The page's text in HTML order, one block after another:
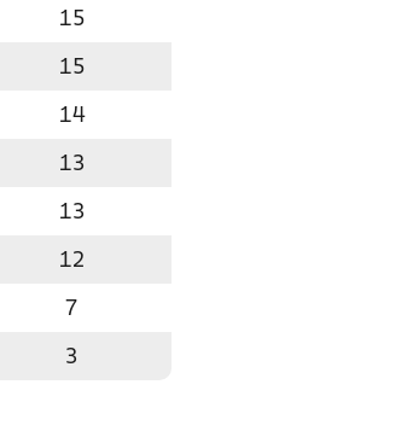
15
15
14
13
13
12
7
3